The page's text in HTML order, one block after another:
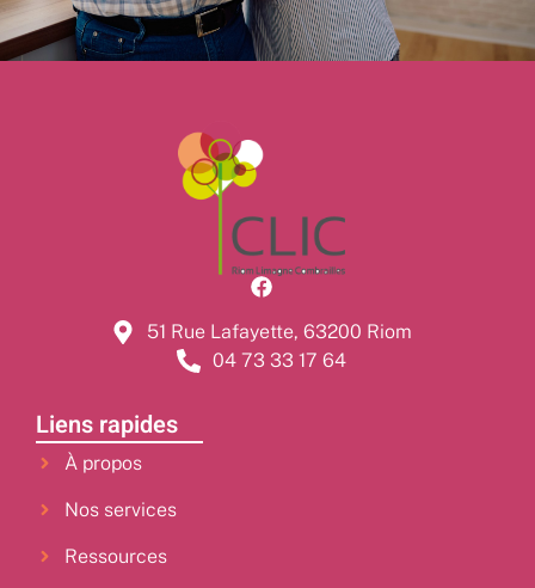
51 Rue Lafayette, 63200 Riom
04 73 33 17 64
Liens rapides
À propos
Nos services
Ressources